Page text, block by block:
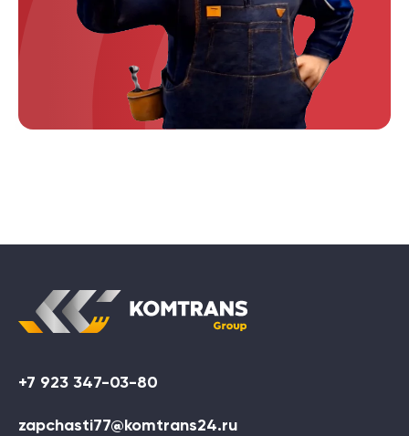
+7 923 347-03-80
zapchasti77@komtrans24.ru